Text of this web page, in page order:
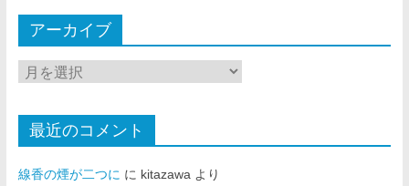
アーカイブ
最近のコメント
線香の煙が二つに に kitazawa より